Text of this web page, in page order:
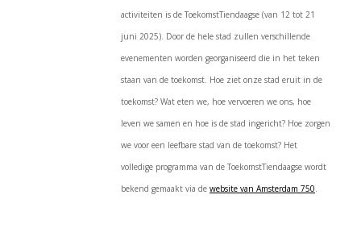
activiteiten is de ToekomstTiendaagse (van 12 tot 21
juni 2025). Door de hele stad zullen verschillende
evenementen worden georganiseerd die in het teken
staan van de toekomst. Hoe ziet onze stad eruit in de
toekomst? Wat eten we, hoe vervoeren we ons, hoe
leven we samen en hoe is de stad ingericht? Hoe zorgen
we voor een leefbare stad van de toekomst? Het
volledige programma van de ToekomstTiendaagse wordt
bekend gemaakt via de website van Amsterdam 750.